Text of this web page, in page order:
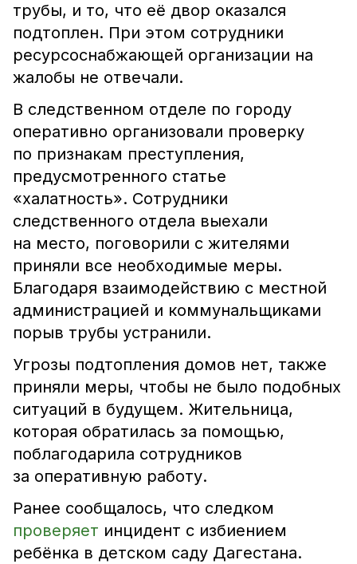
трубы, и то, что её двор оказался
подтоплен. При этом сотрудники
ресурсоснабжающей организации на
жалобы не отвечали.
В следственном отделе по городу
оперативно организовали проверку
по признакам преступления,
предусмотренного статье
«халатность». Сотрудники
следственного отдела выехали
на место, поговорили с жителями
приняли все необходимые меры.
Благодаря взаимодействию с местной
администрацией и коммунальщиками
порыв трубы устранили.
Угрозы подтопления домов нет, также
приняли меры, чтобы не было подобных
ситуаций в будущем. Жительница,
которая обратилась за помощью,
поблагодарила сотрудников
за оперативную работу.
Ранее сообщалось, что следком
проверяет инцидент с избиением
ребёнка в детском саду Дагестана.